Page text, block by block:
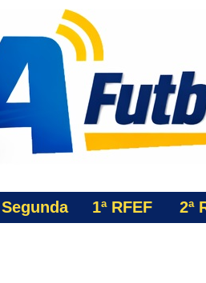
Segunda 1ªRFEF 2ª